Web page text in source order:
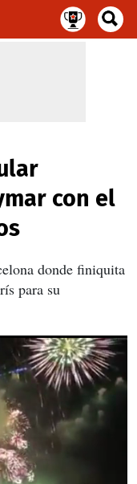
con el
donde finiquita
para su